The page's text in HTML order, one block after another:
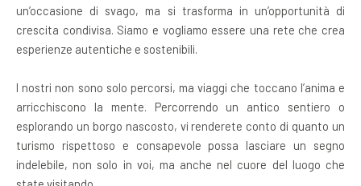
un’occasione di svago, ma si trasforma in un’opportunità di
crescita condivisa. Siamo e vogliamo essere una rete che crea
esperienze autentiche e sostenibili.
I nostri non sono solo percorsi, ma viaggi che toccano l’anima e
arricchiscono la mente. Percorrendo un antico sentiero o
esplorando un borgo nascosto, vi renderete conto di quanto un
turismo rispettoso e consapevole possa lasciare un segno
indelebile, non solo in voi, ma anche nel cuore del luogo che